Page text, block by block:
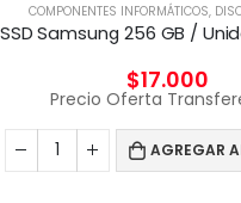
COMPONENTES INFORMÁTICOS,
$17.000
Precio Oferta
AGREGAR